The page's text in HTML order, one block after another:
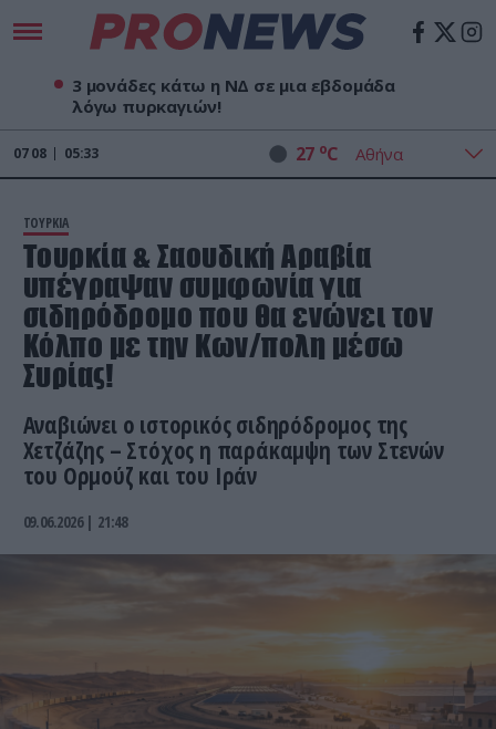
3 μονάδες κάτω η ΝΔ σε μια εβδομάδα
λόγω πυρκαγιών!
07 08 05:33 27 oC
ΤΟΥΡΚΙΑ
Τουρκία & Σαουδική Αραβία
υπέγραψαν συμφωνία για
σιδηρόδρομο που θα ενώνει τον
Κόλπο με την Κων/πολη μέσω
Συρίας!
Αναβιώνει ο ιστορικός σιδηρόδρομος της
Χετζάζης – Στόχος η παράκαμψη των Στενών
του Ορμούζ και του Ιράν
09.06.2026 | 21:48